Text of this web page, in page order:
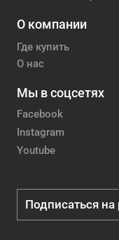
О компании
Где купить
О нас
Мы в соцсетях
Facebook
Instagram
Youtube
Подписаться